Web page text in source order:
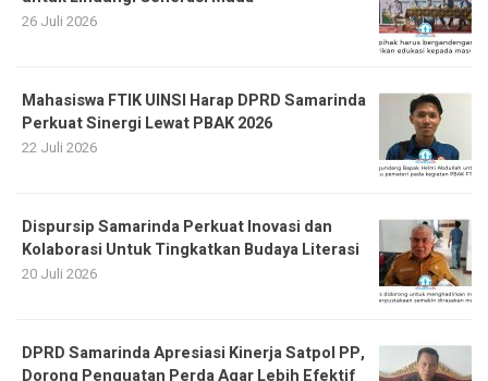
26 Juli 2026
Mahasiswa FTIK UINSI Harap DPRD Samarinda
Perkuat Sinergi Lewat PBAK 2026
22 Juli 2026
Dispursip Samarinda Perkuat Inovasi dan
Kolaborasi Untuk Tingkatkan Budaya Literasi
20 Juli 2026
DPRD Samarinda Apresiasi Kinerja Satpol PP,